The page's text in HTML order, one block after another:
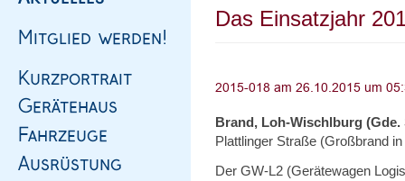
Das Einsatzjahr
Brand, Loh-Wischlburg
Plattlinger Straße (Großbrand
Der GW-L2 (Gerätewagen